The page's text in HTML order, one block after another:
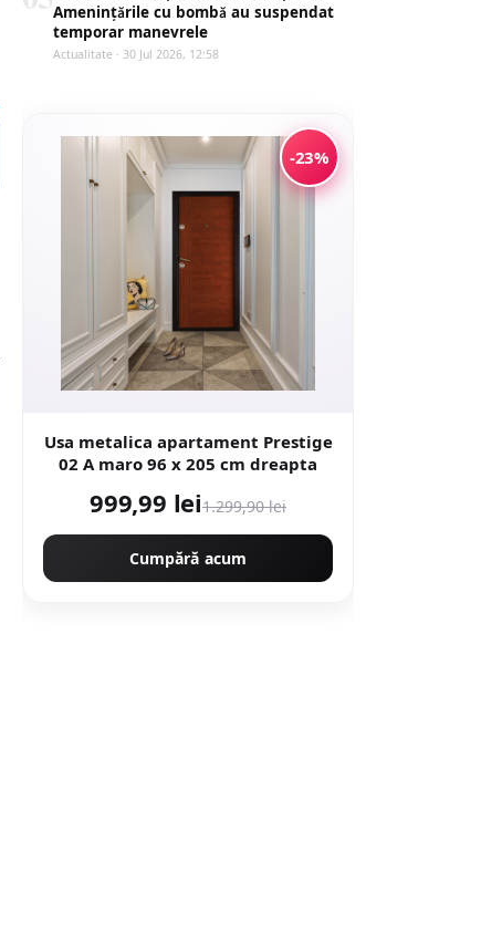
Amenințările cu bombă au suspendat
temporar manevrele
Actualitate · 30 Jul 2026, 12:58
-23%
Usa metalica apartament Prestige
02 A maro 96 x 205 cm dreapta
999,99 lei1.299,90 lei
Cumpără acum